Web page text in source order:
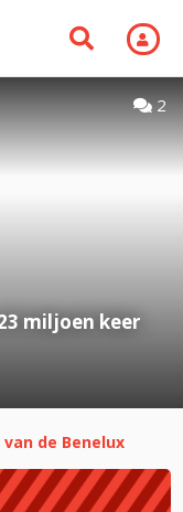
de Benelux
2
miljoen keer